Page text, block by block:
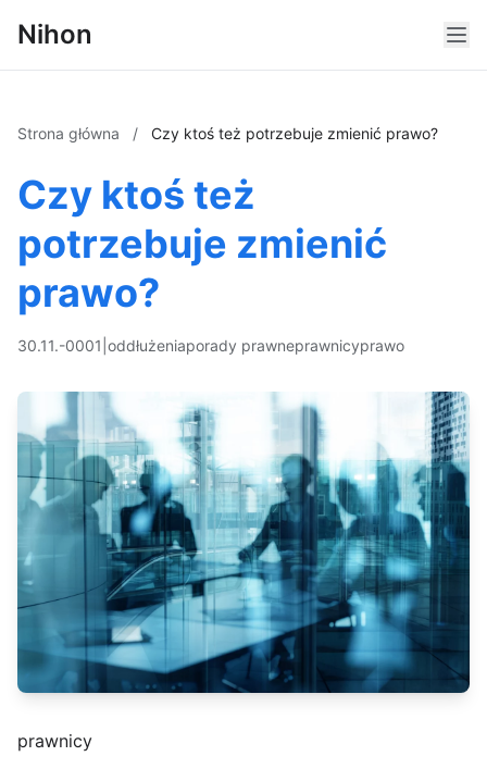
Nihon
Strona główna / Czy ktoś też potrzebuje zmienić prawo?
Czy ktoś też
potrzebuje zmienić
prawo?
30.11.-0001 oddłużeniaporady prawneprawnicyprawo
prawnicy